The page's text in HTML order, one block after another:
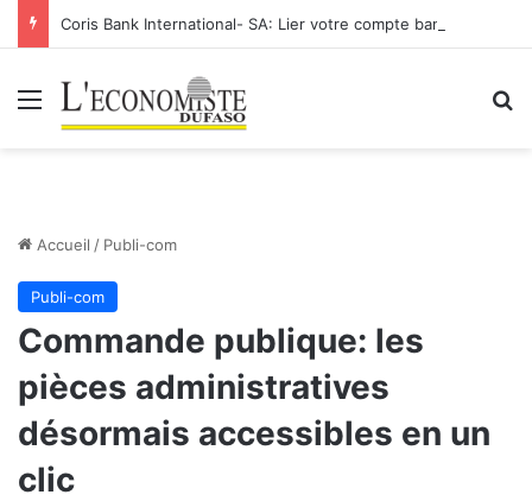
Menu
Accueil / Publi-com
Publi-com
Commande publique: les
pièces administratives
désormais accessibles en un
clic